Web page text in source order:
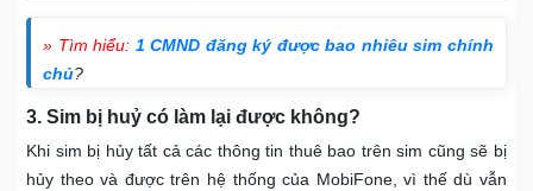
» Tìm hiểu: 1 CMND đăng ký được bao nhiêu sim chính
chủ?
3. Sim bị huỷ có làm lại được không?
Khi sim bị hủy tất cả các thông tin thuê bao trên sim cũng sẽ bị
hủy theo và được trên hệ thống của MobiFone, vì thế dù vẫn